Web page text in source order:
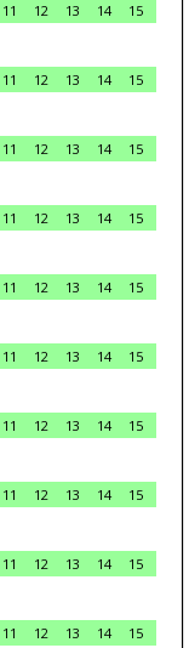
11 12 13 14
15
11 12 13 14
15
11 12 13 14
15
11 12 13 14
15
11 12 13 14
15
11 12 13 14
15
11 12 13 14
15
11 12 13 14
15
11 12 13 14
15
11 12 13 14 15